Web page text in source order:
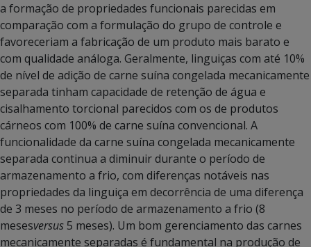
a formação de propriedades funcionais parecidas em
comparação com a formulação do grupo de controle e
favoreceriam a fabricação de um produto mais barato e
com qualidade análoga. Geralmente, linguiças com até 10%
de nível de adição de carne suína congelada mecanicamente
separada tinham capacidade de retenção de água e
cisalhamento torcional parecidos com os de produtos
cárneos com 100% de carne suína convencional. A
funcionalidade da carne suína congelada mecanicamente
separada continua a diminuir durante o período de
armazenamento a frio, com diferenças notáveis nas
propriedades da linguiça em decorrência de uma diferença
de 3 meses no período de armazenamento a frio (8
mesesversus5 meses). Um bom gerenciamento das carnes
mecanicamente separadas é fundamental na produção de